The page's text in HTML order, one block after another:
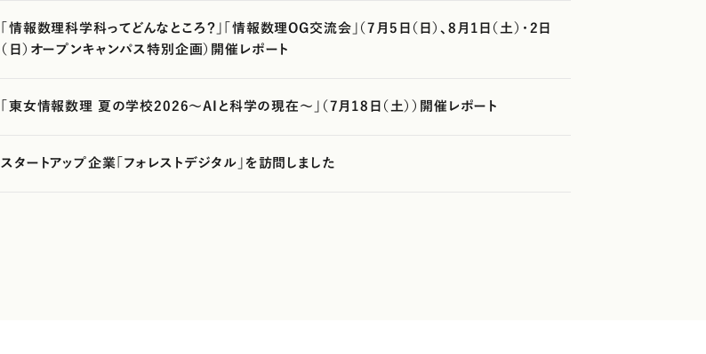
「情報数理科学科ってどんなところ？」「情報数理OG交流会」（7月5日（日）、8月1日（土）・2日
（日）オープンキャンパス特別企画）開催レポート
「東女情報数理 夏の学校2026～AIと科学の現在～」（7月18日（土））開催レポート
スタートアップ企業「フォレストデジタル」を訪問しました